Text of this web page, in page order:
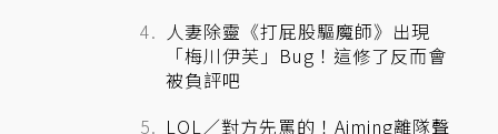
人妻除靈《打屁股驅魔師》出現
「梅川伊芙」Bug！這修了反而會
被負評吧
LOL／對方先罵的！Aiming離隊聲